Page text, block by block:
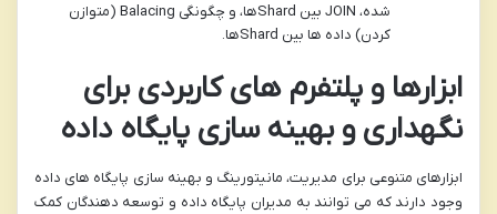
شده، JOIN بین Shardها، و چگونگی Balacing (متوازن
کردن) داده ها بین Shardها.
ابزارها و پلتفرم های کاربردی برای
نگهداری و بهینه سازی پایگاه داده
ابزارهای متنوعی برای مدیریت، مانیتورینگ و بهینه سازی پایگاه های داده
وجود دارند که می توانند به مدیران پایگاه داده و توسعه دهندگان کمک